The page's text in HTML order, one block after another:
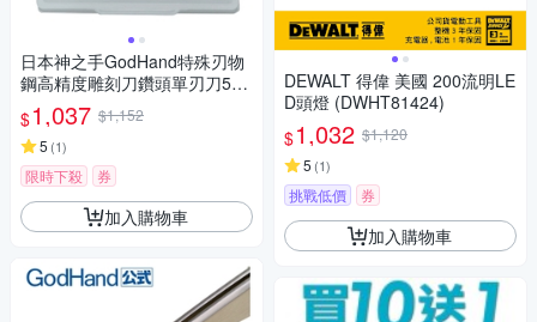
日本神之手GodHand特殊刃物
鋼高精度雕刻刀鑽頭單刃刀5入
組GH-BBH-1-3(平刀;軸徑3m
m;寬度:1mm 1.5mm 2mm 2.5
mm 3mm)
$1,037 $1,152
5 (1)
限時下殺 券
加入購物車
DEWALT 得偉 美國 200流明LE
D頭燈 (DWHT81424)
$1,032 $1,120
5 (1)
挑戰低價 券
加入購物車